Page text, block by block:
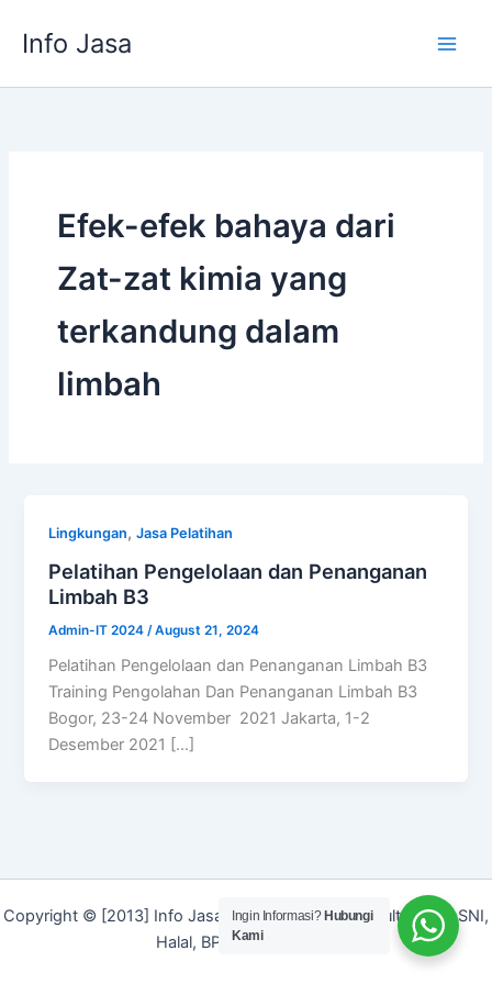
Info Jasa
Efek-efek bahaya dari
Zat-zat kimia yang
terkandung dalam
limbah
Lingkungan,Jasa Pelatihan
Pelatihan Pengelolaan dan Penanganan
Limbah B3
Admin-IT 2024 /August 21, 2024
Pelatihan Pengelolaan dan Penanganan Limbah B3
Training Pengolahan Dan Penanganan Limbah B3
Bogor, 23-24 November 2021 Jakarta, 1-2
Desember 2021 […]
Copyright © [2013] Info Jasa | Layanan Jasa Konsultan ISO, SNI,
Halal, BPOM dan Merek]
Ingin Informasi? Hubungi
Kami